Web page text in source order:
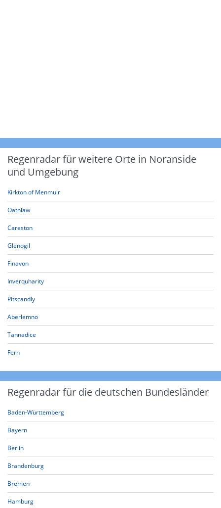
Regenradar für weitere Orte in Noranside
und Umgebung
Kirkton of Menmuir
Oathlaw
Careston
Glenogil
Finavon
Inverquharity
Pitscandly
Aberlemno
Tannadice
Fern
Regenradar für die deutschen Bundesländer
Baden-Württemberg
Bayern
Berlin
Brandenburg
Bremen
Hamburg